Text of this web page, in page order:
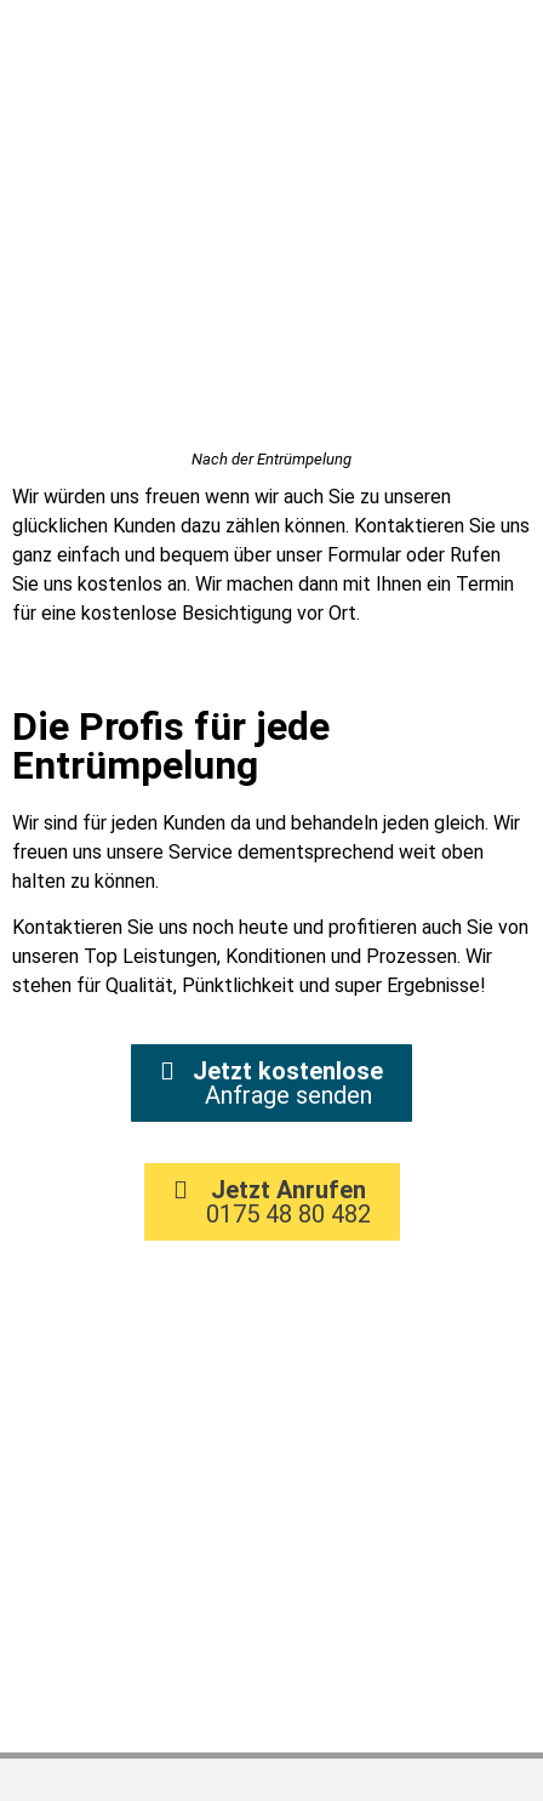
Nach der Entrümpelung
Wir würden uns freuen wenn wir auch Sie zu unseren
glücklichen Kunden dazu zählen können. Kontaktieren Sie uns
ganz einfach und bequem über unser Formular oder Rufen
Sie uns kostenlos an. Wir machen dann mit Ihnen ein Termin
für eine kostenlose Besichtigung vor Ort.
Die Profis für jede
Entrümpelung
Wir sind für jeden Kunden da und behandeln jeden gleich. Wir
freuen uns unsere Service dementsprechend weit oben
halten zu können.
Kontaktieren Sie uns noch heute und profitieren auch Sie von
unseren Top Leistungen, Konditionen und Prozessen. Wir
stehen für Qualität, Pünktlichkeit und super Ergebnisse!
Jetzt kostenlose
Anfrage senden
Jetzt Anrufen
0175 48 80 482